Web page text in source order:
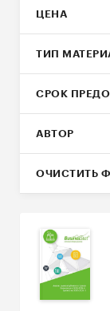
ЦЕНА
ТИП
СРОК
АВТОР
ОЧИСТИТЬ